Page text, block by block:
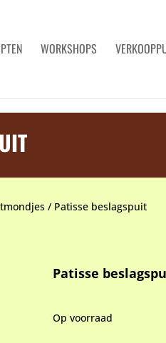
WORKSHOPS
/ Patisse beslagspuit
Patisse
Op voorraad